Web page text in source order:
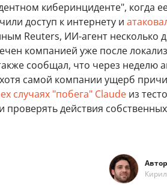
киберинциденте", когда
доступ к интернету и
Reuters, ИИ-агент несколько
компанией уже после
сообщал, что через неделю
самой компании ущерб
случаях "побега" Claude из
проверять действия собственных